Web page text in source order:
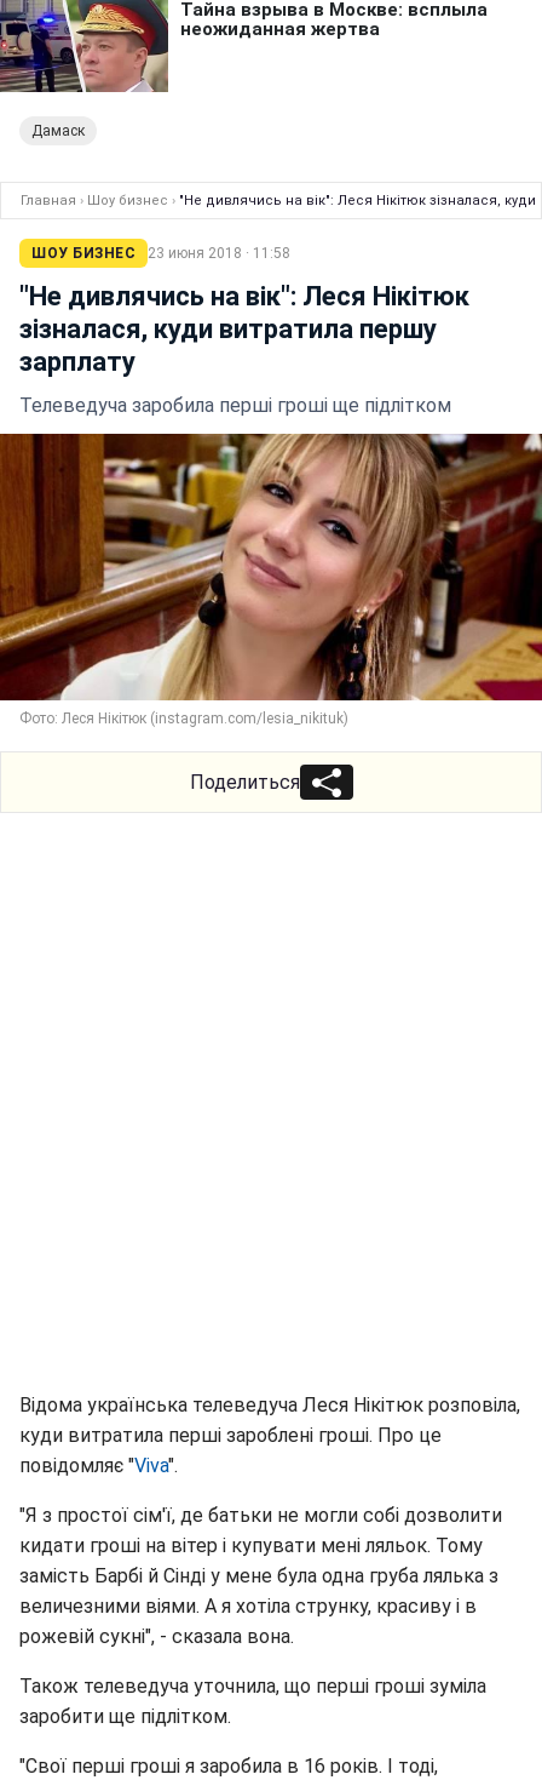
Дамаск
Главная › Шоу бизнес › "Не дивлячись на вік": Леся Нікітюк зізналася,
ШОУ БИЗНЕС 23 июня 2018 · 11:58
"Не дивлячись на вік": Леся Нікітюк
зізналася, куди витратила першу
зарплату
Телеведуча заробила перші гроші ще підлітком
Фото: Леся Нікітюк (instagram.com/lesia_nikituk)
Поделиться
Відома українська телеведуча Леся Нікітюк розповіла,
куди витратила перші зароблені гроші. Про це
повідомляє "Viva".
"Я з простої сім'ї, де батьки не могли собі дозволити
кидати гроші на вітер і купувати мені ляльок. Тому
замість Барбі й Сінді у мене була одна груба лялька з
величезними віями. А я хотіла струнку, красиву і в
рожевій сукні", - сказала вона.
Також телеведуча уточнила, що перші гроші зуміла
заробити ще підлітком.
"Свої перші гроші я заробила в 16 років. І тоді,